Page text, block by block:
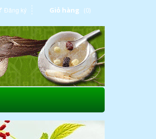
Đăng ký Giỏ hàng (0)